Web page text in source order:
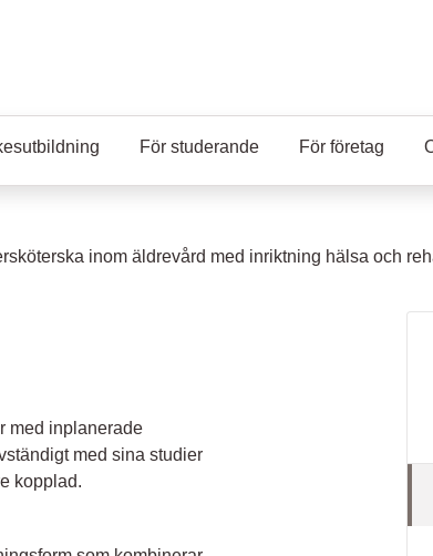
För studerande För företag
inom äldrevård med inriktning hälsa och
med inplanerade
med sina studier
kopplad.